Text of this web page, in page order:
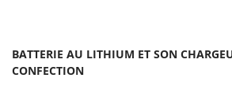
Reber
Redback
BATTERIE AU LITHIUM ET SON
CONFECTION